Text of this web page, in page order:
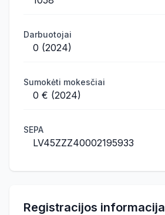
Darbuotojai
0 (2024)
Sumokėti mokesčiai
0 € (2024)
SEPA
LV45ZZZ40002195933
Registracijos informacija